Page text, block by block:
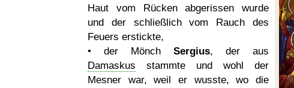
Haut vom Rücken abgerissen wurde
und der schließlich vom Rauch des
Feuers erstickte,
• der Mönch Sergius, der aus
Damaskus stammte und wohl der
Mesner war, weil er wusste, wo die